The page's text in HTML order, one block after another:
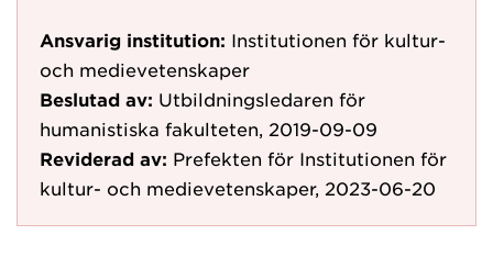
Ansvarig institution: Institutionen för kultur-
och medievetenskaper
Beslutad av: Utbildningsledaren för
humanistiska fakulteten, 2019-09-09
Reviderad av: Prefekten för Institutionen för
kultur- och medievetenskaper, 2023-06-20